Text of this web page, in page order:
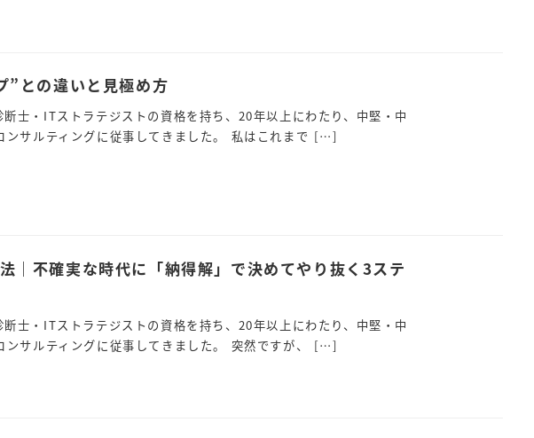
”との違いと見極め方
士・ITストラテジストの資格を持ち、20年以上にわたり、中堅・中
ンサルティングに従事してきました。 私はこれまで […]
｜不確実な時代に「納得解」で決めてやり抜く3ステ
士・ITストラテジストの資格を持ち、20年以上にわたり、中堅・中
ンサルティングに従事してきました。 突然ですが、 […]